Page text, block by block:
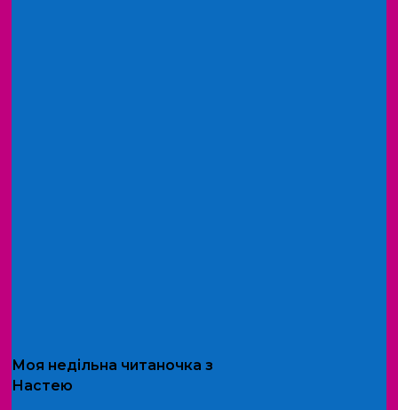
Моя недільна читаночка з
Настею